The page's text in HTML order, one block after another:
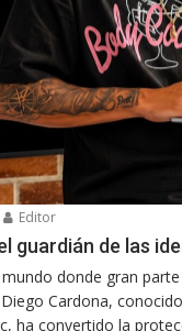
Editor
guardián de las
mundo donde gran
Cardona,
ha convertido la